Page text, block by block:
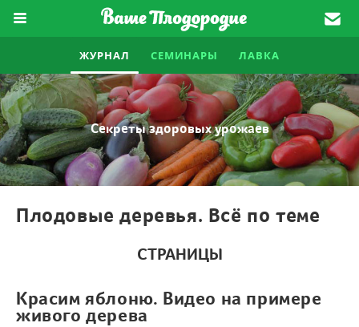
ЖУРНАЛ СЕМИНАРЫ ЛАВКА
Секреты здоровых урожаев
Плодовые деревья. Всё по теме
СТРАНИЦЫ
Красим яблоню. Видео на примере
живого дерева